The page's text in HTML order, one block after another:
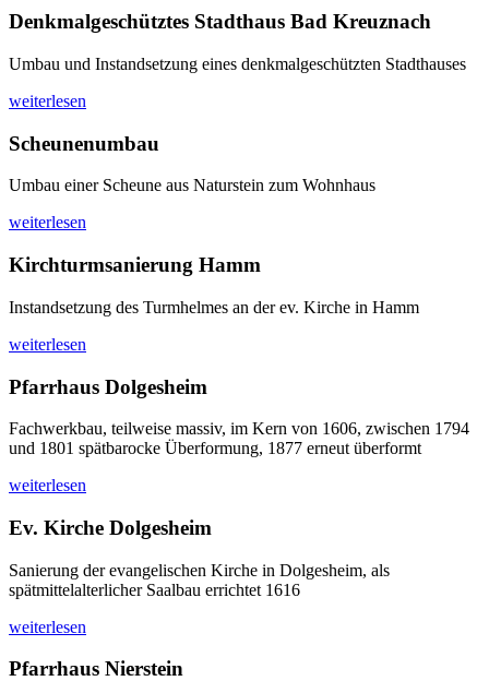
Denkmalgeschütztes Stadthaus Bad Kreuznach
Umbau und Instandsetzung eines denkmalgeschützten Stadthauses
weiterlesen
Scheunenumbau
Umbau einer Scheune aus Naturstein zum Wohnhaus
weiterlesen
Kirchturmsanierung Hamm
Instandsetzung des Turmhelmes an der ev. Kirche in Hamm
weiterlesen
Pfarrhaus Dolgesheim
Fachwerkbau, teilweise massiv, im Kern von 1606, zwischen 1794
und 1801 spätbarocke Überformung, 1877 erneut überformt
weiterlesen
Ev. Kirche Dolgesheim
Sanierung der evangelischen Kirche in Dolgesheim, als
spätmittelalterlicher Saalbau errichtet 1616
weiterlesen
Pfarrhaus Nierstein